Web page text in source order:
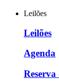
Leilões
Leilões
Agenda
Reserva